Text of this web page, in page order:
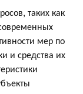
таких как
мер по
и средства их